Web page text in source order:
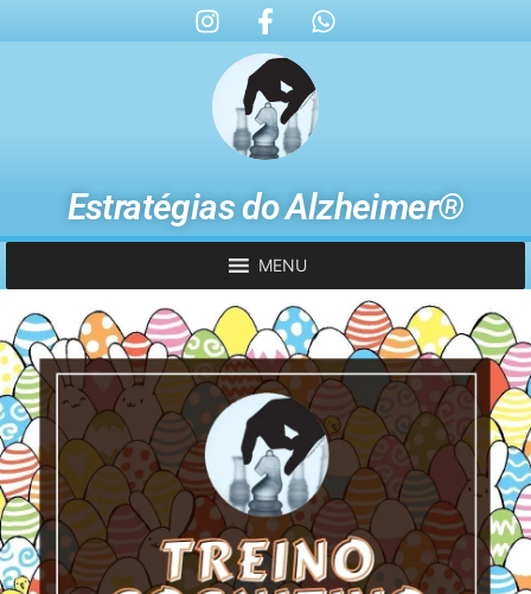
Estratégias do Alzheimer®
MENU